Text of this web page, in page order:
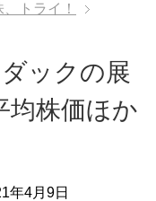
、トライ！
ックの展
均株価ほか
年4月9日